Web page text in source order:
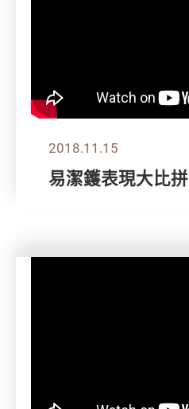
2018.11.15
易潔鑊表現大比拼